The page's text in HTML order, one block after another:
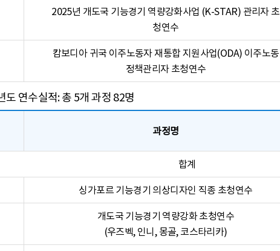
2025년 개도국 기능경기 역량강화사업 (K-STAR) 관리자 초
청연수
캄보디아 귀국 이주노동자 재통합 지원사업(ODA) 이주노동
정책관리자 초청연수
도 연수실적: 총 5개 과정 82명
과정명
합계
싱가포르 기능경기 의상디자인 직종 초청연수
개도국 기능경기 역량강화 초청연수
(우즈벡, 인니, 몽골, 코스타리카)